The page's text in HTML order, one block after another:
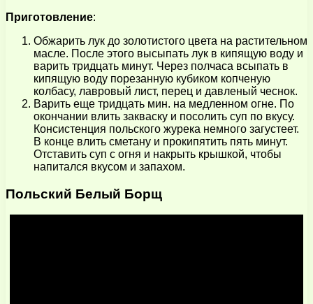
Приготовление:
Обжарить лук до золотистого цвета на растительном
масле. После этого высыпать лук в кипящую воду и
варить тридцать минут. Через полчаса всыпать в
кипящую воду порезанную кубиком копченую
колбасу, лавровый лист, перец и давленый чеснок.
Варить еще тридцать мин. на медленном огне. По
окончании влить закваску и посолить суп по вкусу.
Консистенция польского журека немного загустеет.
В конце влить сметану и прокипятить пять минут.
Отставить суп с огня и накрыть крышкой, чтобы
напитался вкусом и запахом.
Польский Белый Борщ